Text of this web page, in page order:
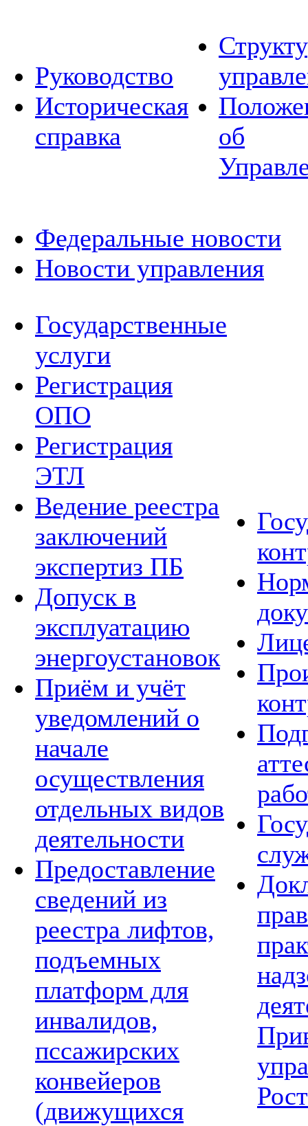
Руководство
Историческая
справка
об
Федеральные новости
Новости управления
Государственные
услуги
Регистрация
ОПО
Регистрация
ЭТЛ
Ведение реестра
заключений
экспертиз ПБ
Допуск в
эксплуатацию
энергоустановок
Приём и учёт
уведомлений о
начале
осуществления
отдельных видов
деятельности
Предоставление
сведений из
реестра лифтов,
подъемных
платформ для
инвалидов,
пссажирских
конвейеров
(движущихся